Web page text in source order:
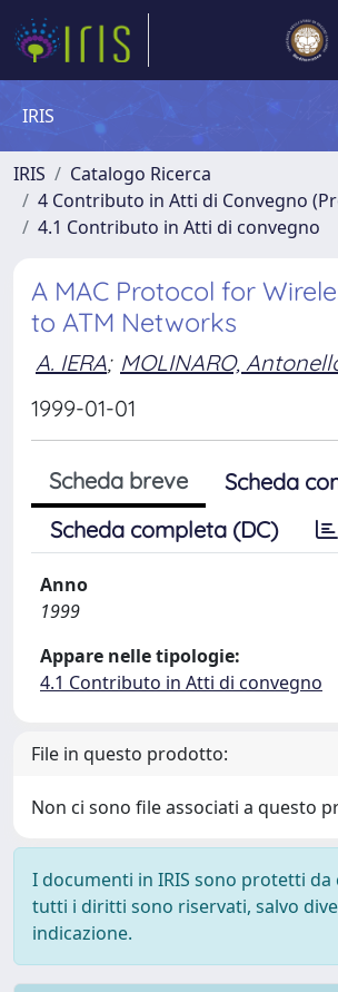
IRIS
IRIS
Catalogo Ricerca
4 Contributo in Atti di Convegno
4.1 Contributo in Atti di convegno
A MAC Protocol for
to ATM Networks
A. IERA; MOLINARO,
1999-01-01
Scheda breve
Scheda
Scheda completa (DC)
Anno
1999
Appare nelle tipologie:
4.1 Contributo in Atti di convegno
File in questo prodotto:
Non ci sono file associati a questo
I documenti in IRIS sono protetti
tutti i diritti sono riservati, salvo
indicazione.